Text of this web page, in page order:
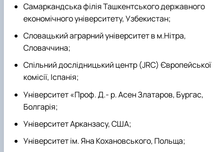
Самаркандська філія Ташкентського державного
економічного університету, Узбекистан;
Словацький аграрний університет в м.Нітра,
Словаччина;
Спільний дослідницький центр (JRC) Європейської
комісії, Іспанія;
Університет «Проф. Д.- р. Асен Златаров, Бургас,
Болгарія;
Університет Арканзасу, США;
Університет ім. Яна Кохановського, Польща;